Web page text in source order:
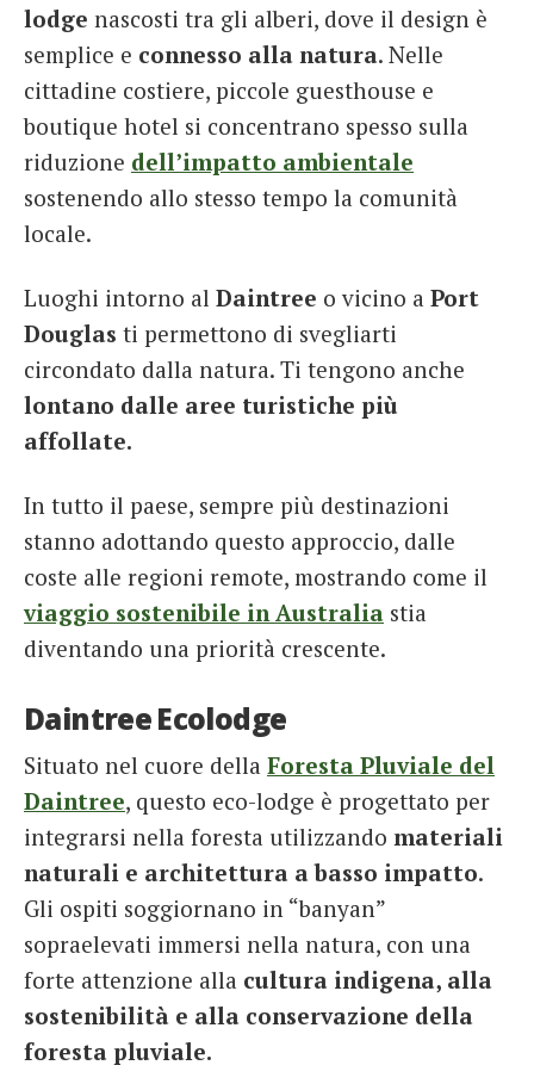
lodge nascosti tra gli alberi, dove il design è
semplice e connesso alla natura. Nelle
cittadine costiere, piccole guesthouse e
boutique hotel si concentrano spesso sulla
riduzione dell’impatto ambientale
sostenendo allo stesso tempo la comunità
locale.
Luoghi intorno al Daintree o vicino a Port
Douglas ti permettono di svegliarti
circondato dalla natura. Ti tengono anche
lontano dalle aree turistiche più
affollate.
In tutto il paese, sempre più destinazioni
stanno adottando questo approccio, dalle
coste alle regioni remote, mostrando come il
viaggio sostenibile in Australia stia
diventando una priorità crescente.
Daintree Ecolodge
Situato nel cuore della Foresta Pluviale del
Daintree, questo eco-lodge è progettato per
integrarsi nella foresta utilizzando materiali
naturali e architettura a basso impatto.
Gli ospiti soggiornano in “banyan”
sopraelevati immersi nella natura, con una
forte attenzione alla cultura indigena, alla
sostenibilità e alla conservazione della
foresta pluviale.